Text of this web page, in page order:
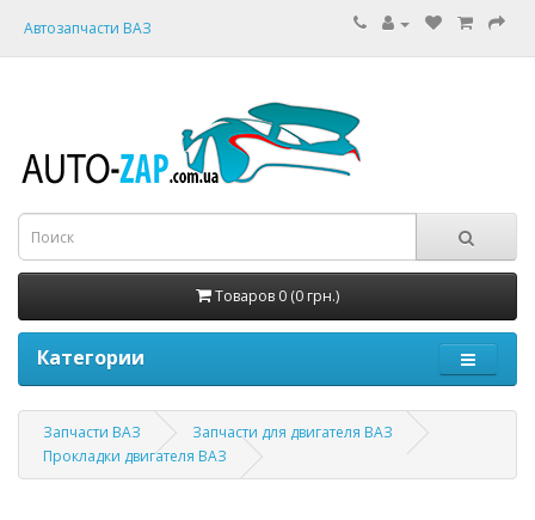
Автозапчасти ВАЗ
Товаров 0 (0 грн.)
Категории
Запчасти ВАЗ
Запчасти для двигателя ВАЗ
Прокладки двигателя ВАЗ